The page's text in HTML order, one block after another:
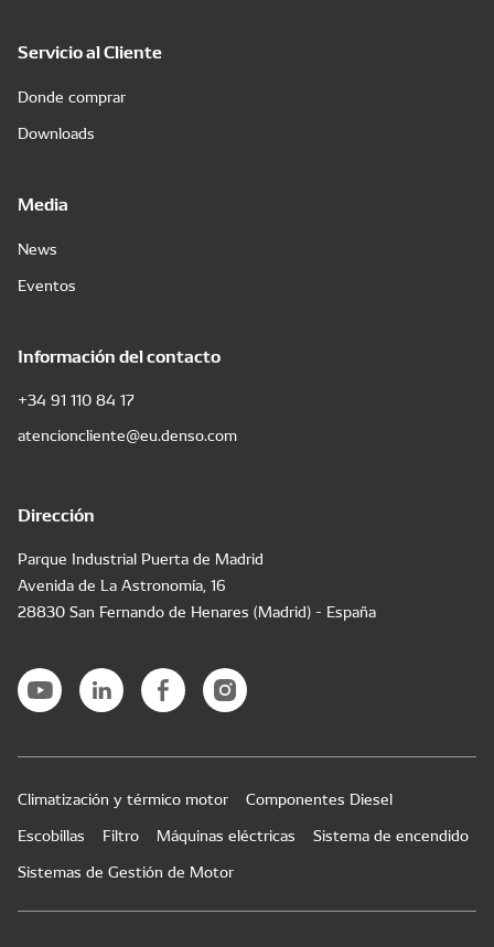
Servicio al Cliente
Donde comprar
Downloads
Media
News
Eventos
Información del contacto
+34 91 110 84 17
atencioncliente@eu.denso.com
Dirección
Parque Industrial Puerta de Madrid
Avenida de La Astronomía, 16
28830 San Fernando de Henares (Madrid) - España
Climatización y térmico motor
Componentes Diesel
Escobillas
Filtro Máquinas eléctricas
Sistema de encendido
Sistemas de Gestión de Motor